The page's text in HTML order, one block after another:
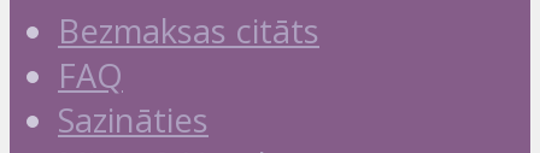
Bezmaksas citāts
FAQ
Sazināties